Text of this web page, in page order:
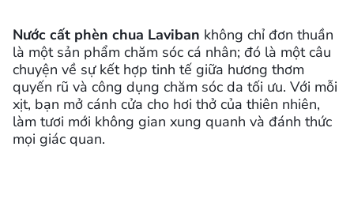
Nước cất phèn chua Laviban không chỉ đơn thuần
là một sản phẩm chăm sóc cá nhân; đó là một câu
chuyện về sự kết hợp tinh tế giữa hương thơm
quyến rũ và công dụng chăm sóc da tối ưu. Với mỗi
xịt, bạn mở cánh cửa cho hơi thở của thiên nhiên,
làm tươi mới không gian xung quanh và đánh thức
mọi giác quan.